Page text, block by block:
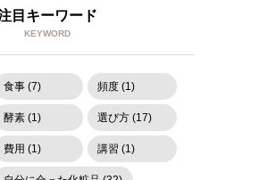
目キーワード
KEYWORD
食事 (7) 頻度 (1)
酵素 (1) 選び方 (17)
費用 (1) 講習 (1)